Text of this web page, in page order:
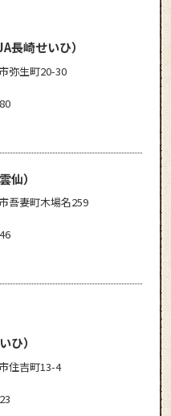
長崎せいひ）
弥生町20-30
仙）
吾妻町木場名259
ひ）
住吉町13-4